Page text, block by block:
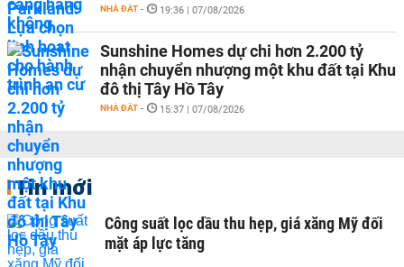
NHÀ ĐẤT - 19:36 | 07/08/2026
Sunshine Homes dự chi hơn 2.200 tỷ
nhận chuyển nhượng một khu đất tại Khu
đô thị Tây Hồ Tây
NHÀ ĐẤT - 15:37 | 07/08/2026
Tin mới
Công suất lọc dầu thu hẹp, giá xăng Mỹ đối
mặt áp lực tăng